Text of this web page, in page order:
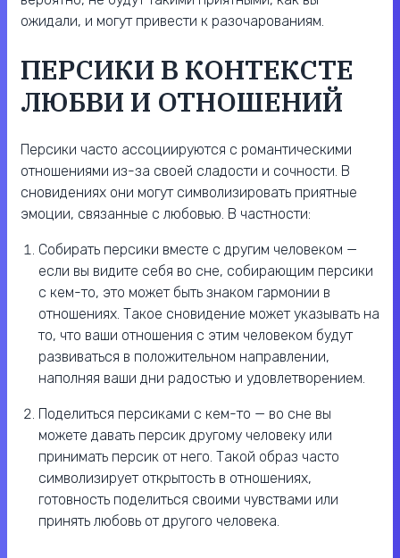
ожидали, и могут привести к разочарованиям.
ПЕРСИКИ В КОНТЕКСТЕ
ЛЮБВИ И ОТНОШЕНИЙ
Персики часто ассоциируются с романтическими
отношениями из-за своей сладости и сочности. В
сновидениях они могут символизировать приятные
эмоции, связанные с любовью. В частности:
Собирать персики вместе с другим человеком —
если вы видите себя во сне, собирающим персики
с кем-то, это может быть знаком гармонии в
отношениях. Такое сновидение может указывать на
то, что ваши отношения с этим человеком будут
развиваться в положительном направлении,
наполняя ваши дни радостью и удовлетворением.
Поделиться персиками с кем-то — во сне вы
можете давать персик другому человеку или
принимать персик от него. Такой образ часто
символизирует открытость в отношениях,
готовность поделиться своими чувствами или
принять любовь от другого человека.